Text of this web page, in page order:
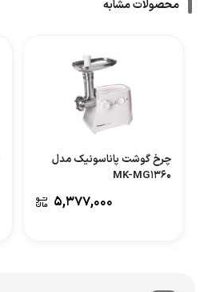
محصولات مشابه
چرخ گوشت پاناسونیک مدل
MK-MG1360
۵,۳۷۷,۰۰۰